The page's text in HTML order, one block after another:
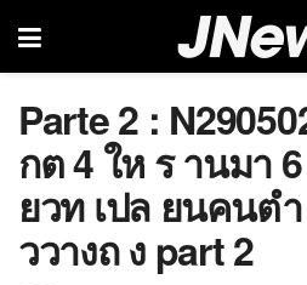
Parte 2 :
กต 4 ให ร านมา
ยวท เปล ยนคนต
ววางถ ง part 2